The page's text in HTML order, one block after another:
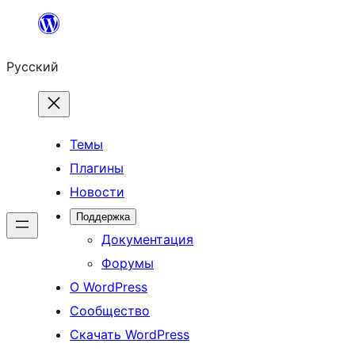
Перейти
содержимому
Русский
Темы
Плагины
Новости
Поддержка
Документация
Форумы
О WordPress
Сообщество
Скачать WordPress